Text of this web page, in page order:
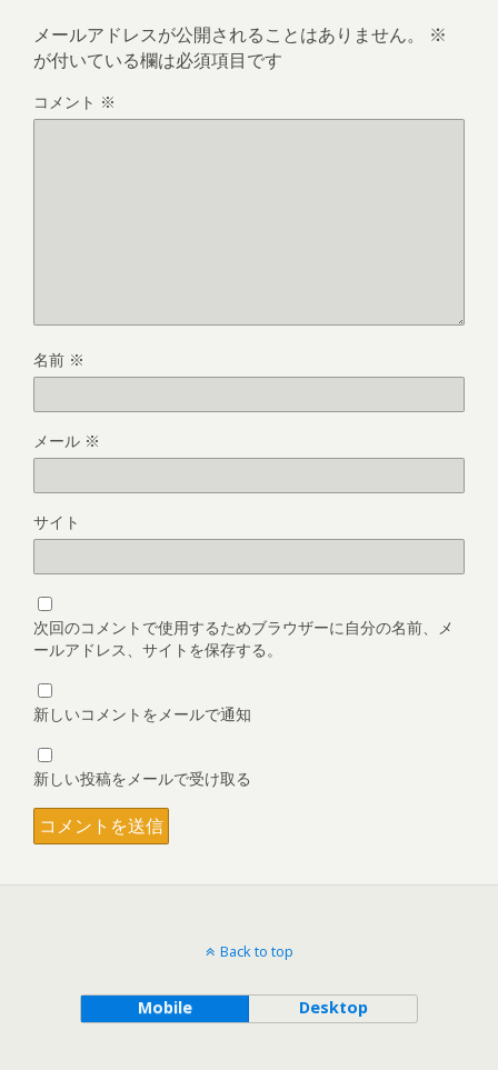
メールアドレスが公開されることはありません。
※
が付いている欄は必須項目です
コメント ※
名前 ※
メール ※
サイト
次回のコメントで使用するためブラウザーに自分の名前、メ
ールアドレス、サイトを保存する。
新しいコメントをメールで通知
新しい投稿をメールで受け取る
Back to top
Mobile Desktop